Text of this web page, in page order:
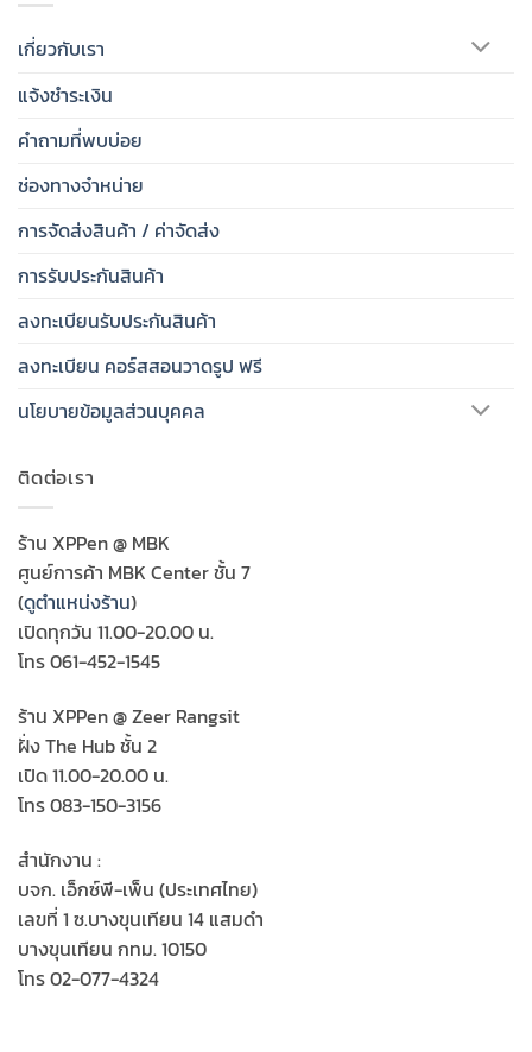
เกี่ยวกับเรา
แจ้งชำระเงิน
คำถามที่พบบ่อย
ช่องทางจำหน่าย
การจัดส่งสินค้า / ค่าจัดส่ง
การรับประกันสินค้า
ลงทะเบียนรับประกันสินค้า
ลงทะเบียน คอร์สสอนวาดรูป ฟรี
นโยบายข้อมูลส่วนบุคคล
ติดต่อเรา
ร้าน XPPen @ MBK
ศูนย์การค้า MBK Center ชั้น 7
(ดูตำแหน่งร้าน)
เปิดทุกวัน 11.00-20.00 น.
โทร 061-452-1545
ร้าน XPPen @ Zeer Rangsit
ฝั่ง The Hub ชั้น 2
เปิด 11.00-20.00 น.
โทร 083-150-3156
สำนักงาน :
บจก. เอ็กซ์พี-เพ็น (ประเทศไทย)
เลขที่ 1 ซ.บางขุนเทียน 14 แสมดำ
บางขุนเทียน กทม. 10150
โทร 02-077-4324